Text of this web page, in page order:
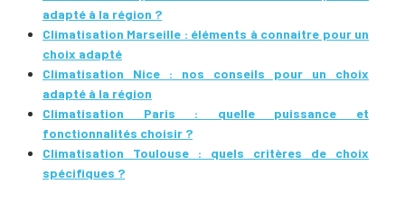
adapté à la région ?
Climatisation Marseille : éléments à connaitre pour un
choix adapté
Climatisation Nice : nos conseils pour un choix
adapté à la région
Climatisation Paris : quelle puissance et
fonctionnalités choisir ?
Climatisation Toulouse : quels critères de choix
spécifiques ?